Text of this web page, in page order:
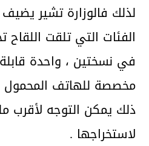
لذلك فالوزارة تشير يضيف
الفئات التي تلقت
في نسختين ، واحدة
مخصصة للهاتف المحمول
ذلك يمكن التوجه لأقرب
لاستخراجها .